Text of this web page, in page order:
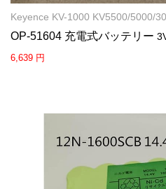
Keyence KV-1000 KV5500/5000/
OP-51604 充電式バッテリー
6,639 円